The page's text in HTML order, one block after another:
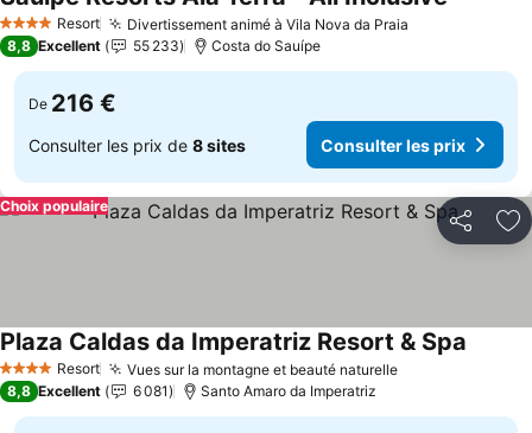
4 Étoiles Resort Divertissement animé à Vila Nova da Praia
8,8 Excellent 55 233 Costa do Sauípe
De 216 €
Consulter les prix de 8 sites Consulter les prix
Partager
Choix populaire
4 Étoiles Resort Vues sur la montagne et beauté naturelle
Plaza Caldas da Imperatriz Resort & Spa
8,8 Excellent 6 081 Santo Amaro da Imperatriz